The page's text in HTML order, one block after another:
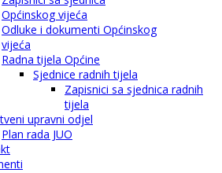
Općinskog vijeća
Odluke i dokumenti Općinskog
vijeća
Radna tijela Općine
Sjednice radnih tijela
Zapisnici sa sjednica radnih
tijela
upravni odjel
Plan rada JUO